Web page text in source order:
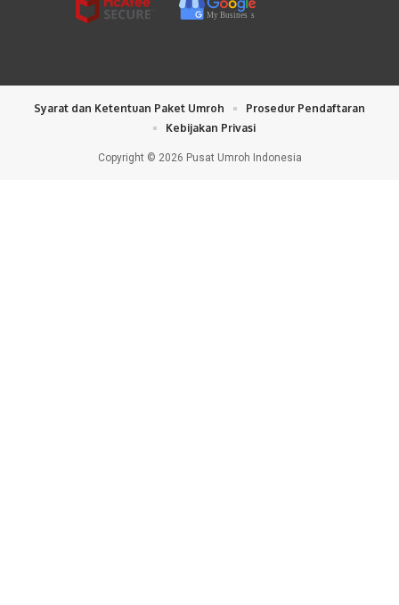
My Busines s
Copyright © 2026 Pusat Umroh Indonesia
Syarat dan Ketentuan Paket Umroh
Prosedur Pendaftaran
Kebijakan Privasi